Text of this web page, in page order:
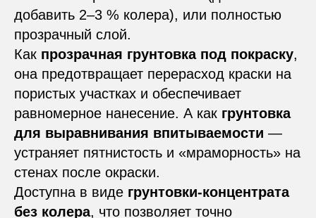
добавить 2–3 % колера), или полностью
прозрачный слой.
Как прозрачная грунтовка под покраску,
она предотвращает перерасход краски на
пористых участках и обеспечивает
равномерное нанесение. А как грунтовка
для выравнивания впитываемости —
устраняет пятнистость и «мраморность» на
стенах после окраски.
Доступна в виде грунтовки-концентрата
без колера, что позволяет точно